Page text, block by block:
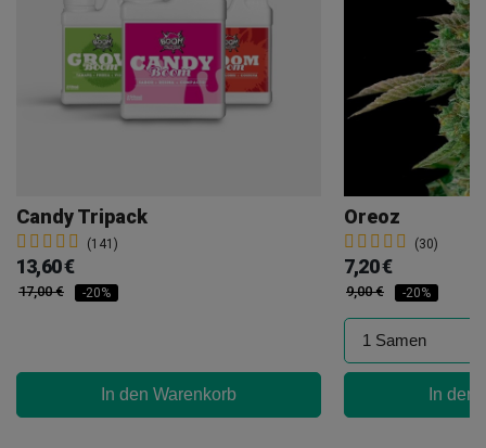
Candy Tripack
(141)
13,60 €
17,00 € -20%
In den Warenkorb
Oreoz
(30)
7,20 €
9,00 € -20%
In den